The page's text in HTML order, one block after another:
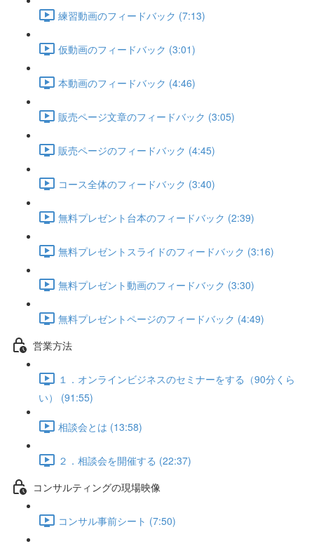
練習動画のフィードバック (7:13)
仮動画のフィードバック (3:01)
本動画のフィードバック (4:46)
販売ページ文章のフィードバック (3:05)
販売ページのフィードバック (4:45)
コース全体のフィードバック (3:40)
無料プレゼント台本のフィードバック (2:39)
無料プレゼントスライドのフィードバック (3:16)
無料プレゼント動画のフィードバック (3:30)
無料プレゼントページのフィードバック (4:49)
営業方法
１．オンラインビジネスのセミナーをする（90分くら
い） (91:55)
相談会とは (13:58)
２．相談会を開催する (22:37)
コンサルティングの現場映像
コンサル事前シート (7:50)